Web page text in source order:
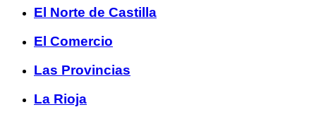
El Norte de Castilla
El Comercio
Las Provincias
La Rioja